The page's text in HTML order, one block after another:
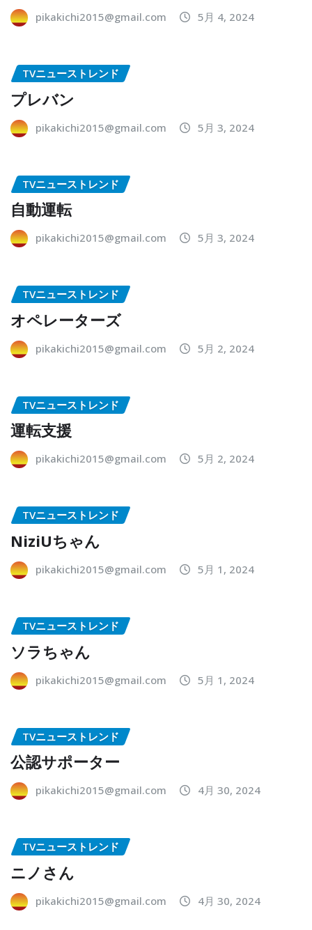
pikakichi2015@gmail.com 5月 4, 2024
TVニューストレンド
プレバン
pikakichi2015@gmail.com 5月 3, 2024
TVニューストレンド
自動運転
pikakichi2015@gmail.com 5月 3, 2024
TVニューストレンド
オペレーターズ
pikakichi2015@gmail.com 5月 2, 2024
TVニューストレンド
運転支援
pikakichi2015@gmail.com 5月 2, 2024
TVニューストレンド
NiziUちゃん
pikakichi2015@gmail.com 5月 1, 2024
TVニューストレンド
ソラちゃん
pikakichi2015@gmail.com 5月 1, 2024
TVニューストレンド
公認サポーター
pikakichi2015@gmail.com 4月 30, 2024
TVニューストレンド
ニノさん
pikakichi2015@gmail.com 4月 30, 2024